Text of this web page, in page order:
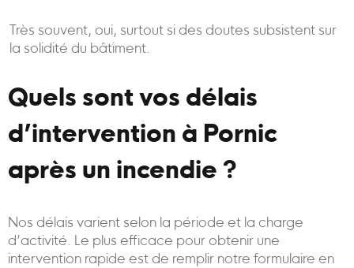
Très souvent, oui, surtout si des doutes subsistent sur
la solidité du bâtiment.
Quels sont vos délais
d’intervention à Pornic
après un incendie ?
Nos délais varient selon la période et la charge
d’activité. Le plus efficace pour obtenir une
intervention rapide est de remplir notre formulaire en